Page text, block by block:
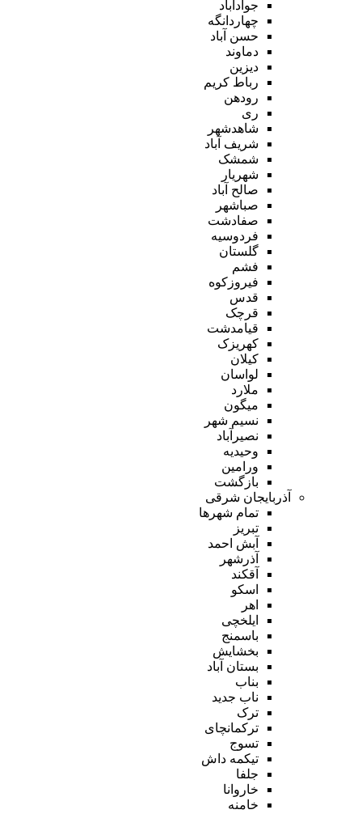
جوادآباد
چهاردانگه
حسن آباد
دماوند
دیزین
رباط کریم
رودهن
ری
شاهدشهر
شریف آباد
شمشک
شهریار
صالح آباد
صباشهر
صفادشت
فردوسیه
گلستان
فشم
فیروزکوه
قدس
قرچک
قیامدشت
کهریزک
کیلان
لواسان
ملارد
میگون
نسیم شهر
نصیرآباد
وحیدیه
ورامین
بازگشت
آذربایجان شرقی
تمام شهر‌ها
تبریز
آبش احمد
آذرشهر
آقکند
اسکو
اهر
ایلخچی
باسمنج
بخشایش
بستان آباد
بناب
ناب جدید
ترک
ترکمانچای
تسوج
تیکمه داش
جلفا
خاروانا
خامنه